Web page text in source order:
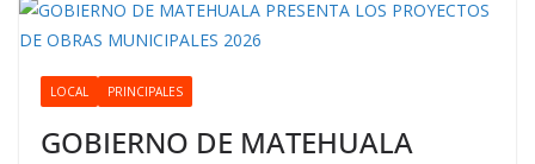
LOCAL PRINCIPALES
GOBIERNO DE MATEHUALA